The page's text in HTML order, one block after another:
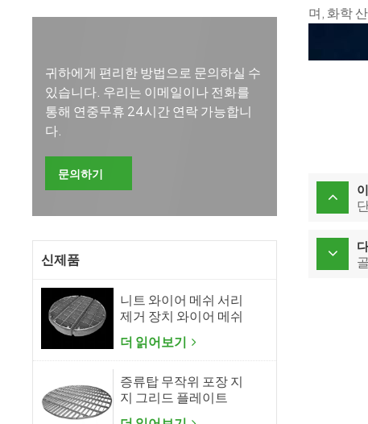
귀하에게 편리한 방법으로 문의하실 수
있습니다. 우리는 이메일이나 전화를
통해 연중무휴 24시간 연락 가능합니
다.
문의하기
신제품
니트 와이어 메쉬 서리
제거 장치 와이어 메쉬
더 읽어보기
증류탑 무작위 포장 지
지 그리드 플레이트
며, 화학